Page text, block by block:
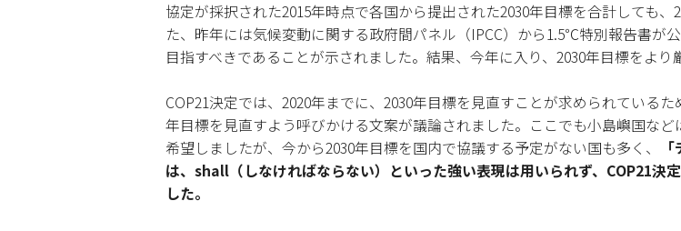
協定が採択された2015年時点で各国から提出された2030年目標を合計しても
た、昨年には気候変動に関する政府間パネル（IPCC）から1.5℃特別報告書が
目指すべきであることが示されました。結果、今年に入り、2030年目標をより
COP21決定では、2020年までに、2030年目標を見直すことが求められている
年目標を見直すよう呼びかける文案が議論されました。ここでも小島嶼国な
希望しましたが、今から2030年目標を国内で協議する予定がない国も多く、
は、shall（しなければならない）といった強い表現は用いられず、COP21決
した。